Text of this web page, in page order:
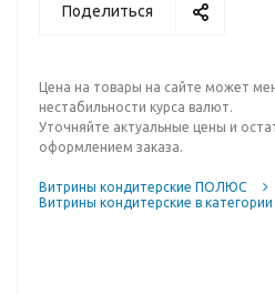
Поделиться
Цена на товары на сайте может
нестабильности курса валют.
Уточняйте актуальные цены и
оформлением заказа.
Витрины кондитерские ПОЛЮС
Витрины кондитерские в категории